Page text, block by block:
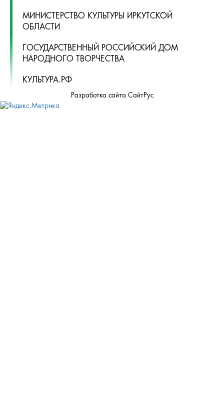
МИНИСТЕРСТВО КУЛЬТУРЫ ИРКУТСКОЙ
ОБЛАСТИ
ГОСУДАРСТВЕННЫЙ РОССИЙСКИЙ ДОМ
НАРОДНОГО ТВОРЧЕСТВА
КУЛЬТУРА.РФ
Разработка сайта СайтРус